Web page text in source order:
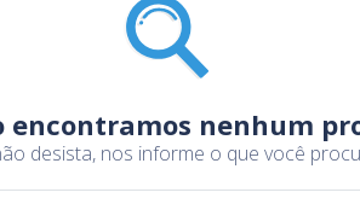
encontramos nenhum
desista, nos informe o que você